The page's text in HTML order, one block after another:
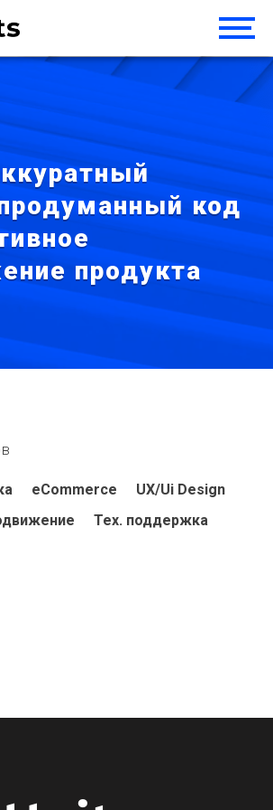
код
продукта
eCommerce
UX/Ui Design
Тех. поддержка